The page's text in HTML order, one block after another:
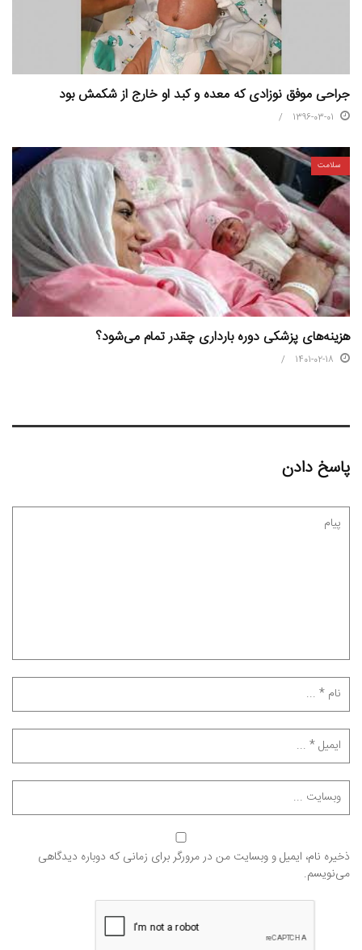
جراحی موفق نوزادی که معده و کبد او خارج از شکمش بود
1396-03-01
سلامت
هزینه‌های پزشکی دوره بارداری چقدر تمام می‌شود؟
1401-02-18
پاسخ دادن
ذخیره نام، ایمیل و وبسایت من در مرورگر برای زمانی که دوباره دیدگاهی
می‌نویسم.